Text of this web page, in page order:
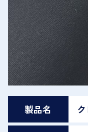
製品名